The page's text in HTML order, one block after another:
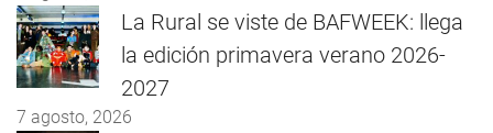
La Rural se viste de BAFWEEK: llega
la edición primavera verano 2026-
2027
7 agosto, 2026